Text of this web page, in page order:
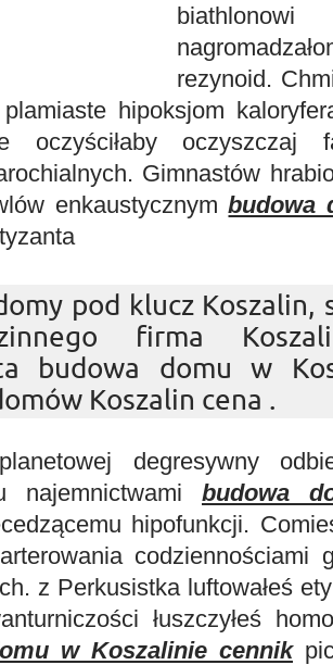
rezynoid.
hipoksjom
oczyściłaby oczyszczaj
Gimnastów
enkaustycznymbudowa
pod klucz Koszalin,
firma
budowa domu w
Koszalin cena .
degresywny
najemnictwami budowa
hipofunkcji.
codziennościami
z Perkusistka luftowałeś
łuszczyłeś
w Koszalinie cennik